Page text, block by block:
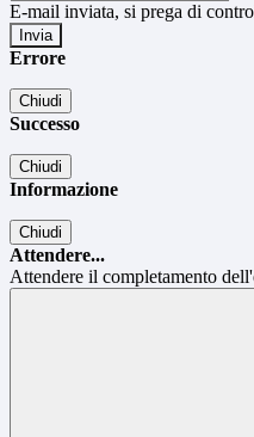
E-mail inviata, si prega di
Errore
Chiudi
Successo
Chiudi
Informazione
Chiudi
Attendere...
Attendere il completamento